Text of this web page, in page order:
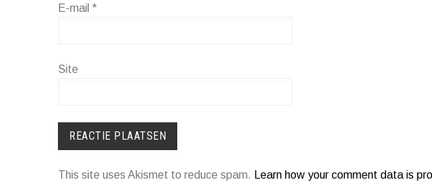
E-mail *
Site
This site uses Akismet to reduce spam. Learn how your comment data is